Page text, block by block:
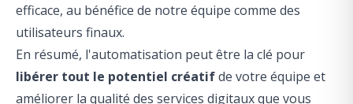
efficace, au bénéfice de notre équipe comme des
utilisateurs finaux.
En résumé, l'automatisation peut être la clé pour
libérer tout le potentiel créatifde votre équipe et
améliorer la qualité des services digitaux que vous